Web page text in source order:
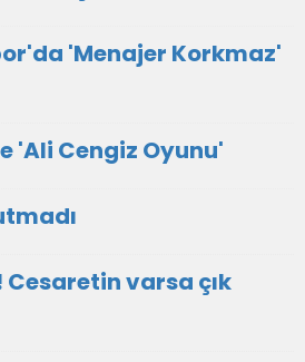
'Menajer Korkmaz'
'Ali Cengiz Oyunu'
varsa çık